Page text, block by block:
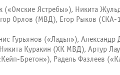
Ястребы»), Никита
Орлов (МВД), Егор Рыков
Гурьянов («Ладья»),
Куракин (ХК МВД), Артур
Бретон»), Радель Фазлеев